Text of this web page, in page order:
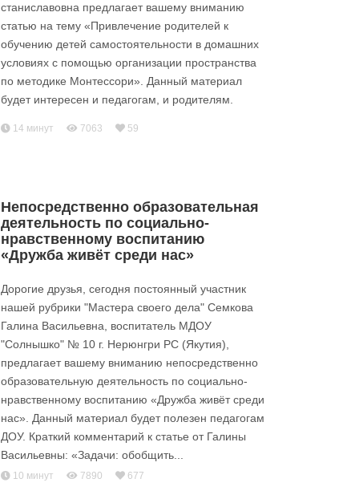
станиславовна предлагает вашему вниманию
статью на тему «Привлечение родителей к
обучению детей самостоятельности в домашних
условиях с помощью организации пространства
по методике Монтессори». Данный материал
будет интересен и педагогам, и родителям.
14 минут 7063 59
Непосредственно образовательная
деятельность по социально-
нравственному воспитанию
«Дружба живёт среди нас»
Дорогие друзья, сегодня постоянный участник
нашей рубрики "Мастера своего дела" Семкова
Галина Васильевна, воспитатель МДОУ
"Солнышко" № 10 г. Нерюнгри РС (Якутия),
предлагает вашему вниманию непосредственно
образовательную деятельность по социально-
нравственному воспитанию «Дружба живёт среди
нас». Данный материал будет полезен педагогам
ДОУ. Краткий комментарий к статье от Галины
Васильевны: «Задачи: обобщить...
10 минут 7890 677